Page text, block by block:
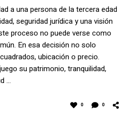
a una persona de la tercera edad
seguridad jurídica y una visión
proceso no puede verse como
En esa decisión no solo
ubicación o precio.
su patrimonio, tranquilidad,
…
0 0